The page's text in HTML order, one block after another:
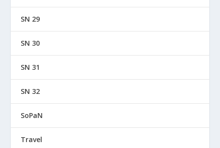
SN 29
SN 30
SN 31
SN 32
SoPaN
Travel